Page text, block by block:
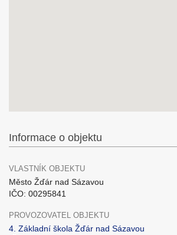
Informace o objektu
VLASTNÍK OBJEKTU
Město Žďár nad Sázavou
IČO: 00295841
PROVOZOVATEL OBJEKTU
4. Základní škola Žďár nad Sázavou